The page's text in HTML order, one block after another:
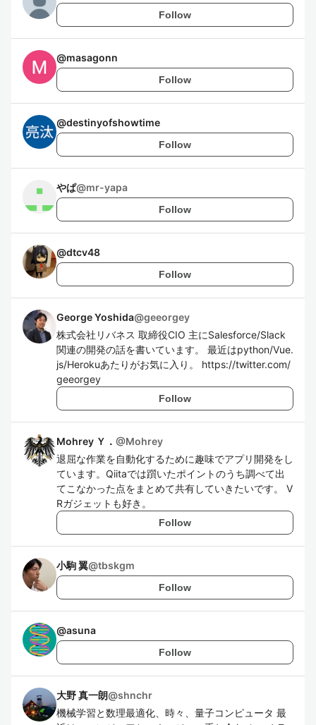
Follow
@masagonn
Follow
@destinyofshowtime
Follow
やぱ@mr-yapa
Follow
@dtcv48
Follow
George Yoshida@geeorgey
株式会社リバネス 取締役CIO 主にSalesforce/Slack
関連の開発の話を書いています。 最近はpython/Vue.
js/Herokuあたりがお気に入り。 https://twitter.com/
geeorgey
Follow
Mohrey Ｙ． @Mohrey
退屈な作業を自動化するために趣味でアプリ開発をし
ています。Qiitaでは躓いたポイントのうち調べて出
てこなかった点をまとめて共有していきたいです。 V
Rガジェットも好き。
Follow
小駒 翼@tbskgm
Follow
@asuna
Follow
大野 真一朗@shnchr
機械学習と数理最適化、時々、量子コンピュータ 最